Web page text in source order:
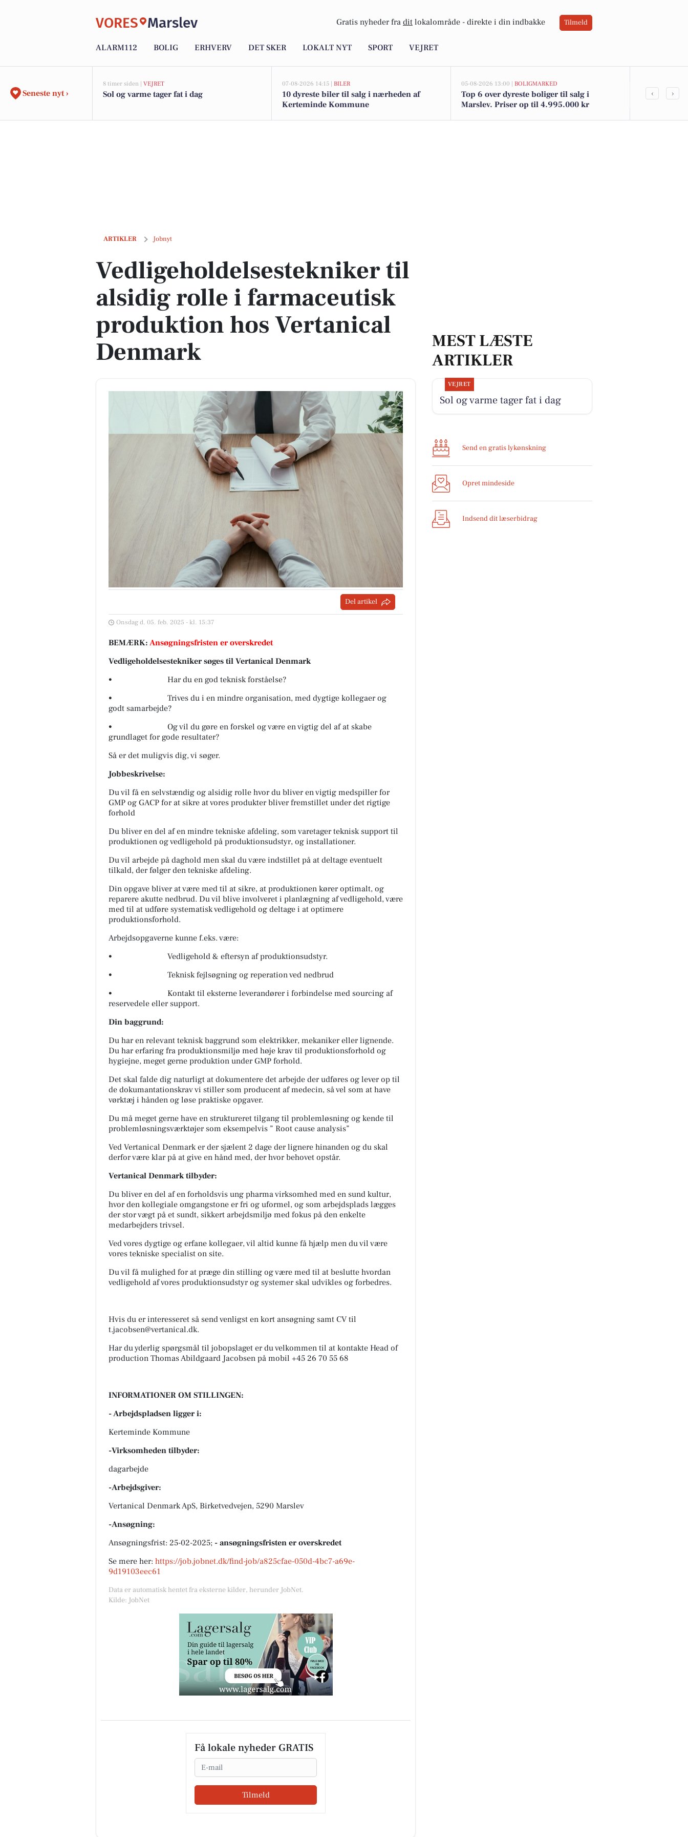
VORES Marslev Gratis nyheder fra dit lokalområde - direkte i din indbakke Tilmeld
ALARM112 BOLIG ERHVERV DET SKER LOKALT NYT SPORT VEJRET
Seneste nyt ›
8 timer siden | VEJRET
Sol og varme tager fat i dag
07-08-2026 14:15 | BILER
10 dyreste biler til salg i nærheden af
Kerteminde Kommune
05-08-2026 13:00 | BOLIGMARKED
Top 6 over dyreste boliger til salg i
Marslev. Priser op til 4.995.000 kr
Odensevej
‹ ›
ARTIKLER Jobnyt
Vedligeholdelsestekniker til alsidig rolle i farmaceutisk produktion hos Vertanical Denmark
Vedligeholdelsestekniker til
alsidig rolle i farmaceutisk
produktion hos Vertanical
Denmark
Del artikel
Onsdag d. 05. feb. 2025 - kl. 15:37
BEMÆRK: Ansøgningsfristen er overskredet
Vedligeholdelsestekniker søges til Vertanical Denmark
• Har du en god teknisk forståelse?
• Trives du i en mindre organisation, med dygtige kollegaer og
godt samarbejde?
• Og vil du gøre en forskel og være en vigtig del af at skabe
grundlaget for gode resultater?
Så er det muligvis dig, vi søger.
Jobbeskrivelse:
Du vil få en selvstændig og alsidig rolle hvor du bliver en vigtig medspiller for
GMP og GACP for at sikre at vores produkter bliver fremstillet under det rigtige
forhold
Du bliver en del af en mindre tekniske afdeling, som varetager teknisk support til
produktionen og vedligehold på produktionsudstyr, og installationer.
Du vil arbejde på daghold men skal du være indstillet på at deltage eventuelt
tilkald, der følger den tekniske afdeling.
Din opgave bliver at være med til at sikre, at produktionen kører optimalt, og
reparere akutte nedbrud. Du vil blive involveret i planlægning af vedligehold, være
med til at udføre systematisk vedligehold og deltage i at optimere
produktionsforhold.
Arbejdsopgaverne kunne f.eks. være:
• Vedligehold & eftersyn af produktionsudstyr.
• Teknisk fejlsøgning og reperation ved nedbrud
• Kontakt til eksterne leverandører i forbindelse med sourcing af
reservedele eller support.
Din baggrund:
Du har en relevant teknisk baggrund som elektrikker, mekaniker eller lignende.
Du har erfaring fra produktionsmiljø med høje krav til produktionsforhold og
hygiejne, meget gerne produktion under GMP forhold.
Det skal falde dig naturligt at dokumentere det arbejde der udføres og lever op til
de dokumantationskrav vi stiller som producent af medecin, så vel som at have
vørktæj i hånden og løse praktiske opgaver.
Du må meget gerne have en struktureret tilgang til problemløsning og kende til
problemløsningsværktøjer som eksempelvis ” Root cause analysis”
Ved Vertanical Denmark er der sjælent 2 dage der lignere hinanden og du skal
derfor være klar på at give en hånd med, der hvor behovet opstår.
Vertanical Denmark tilbyder:
Du bliver en del af en forholdsvis ung pharma virksomhed med en sund kultur,
hvor den kollegiale omgangstone er fri og uformel, og som arbejdsplads lægges
der stor vægt på et sundt, sikkert arbejdsmiljø med fokus på den enkelte
medarbejders trivsel.
Ved vores dygtige og erfane kollegaer, vil altid kunne få hjælp men du vil være
vores tekniske specialist on site.
Du vil få mulighed for at præge din stilling og være med til at beslutte hvordan
vedligehold af vores produktionsudstyr og systemer skal udvikles og forbedres.
Hvis du er interesseret så send venligst en kort ansøgning samt CV til
t.jacobsen@vertanical.dk.
Har du yderlig spørgsmål til jobopslaget er du velkommen til at kontakte Head of
production Thomas Abildgaard Jacobsen på mobil +45 26 70 55 68
INFORMATIONER OM STILLINGEN:
- Arbejdspladsen ligger i:
Kerteminde Kommune
-Virksomheden tilbyder:
dagarbejde
-Arbejdsgiver:
Vertanical Denmark ApS, Birketvedvejen, 5290 Marslev
-Ansøgning:
Ansøgningsfrist: 25-02-2025; - ansøgningsfristen er overskredet
Se mere her: https://job.jobnet.dk/find-job/a825cfae-050d-4bc7-a69e-
9d19103eec61
Data er automatisk hentet fra eksterne kilder, herunder JobNet.
Kilde: JobNet
Få lokale nyheder GRATIS
Email
Tilmeld
MEST LÆSTE
ARTIKLER
VEJRET
Sol og varme tager fat i dag
Send en gratis lykønskning
Opret mindeside
Indsend dit læserbidrag